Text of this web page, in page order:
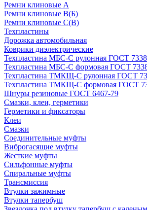
Ремни клиновые А
Ремни клиновые В(Б)
Ремни клиновые С(В)
Техпластины
Дорожка автомобильная
Коврики диэлектрические
Техпластина МБС-С рулонная ГОСТ
Техпластина МБС-С формовая ГОСТ
Техпластина ТМКЩ-С рулонная ГОСТ
Техпластина ТМКЩ-С формовая ГОСТ
Шнуры резиновые ГОСТ 6467-79
Смазки, клеи, герметики
Герметики и фиксаторы
Клеи
Смазки
Соединительные муфты
Виброгасящие муфты
Жесткие муфты
Сильфонные муфты
Спиральные муфты
Трансмиссия
Втулки зажимные
Втулки тапербуш